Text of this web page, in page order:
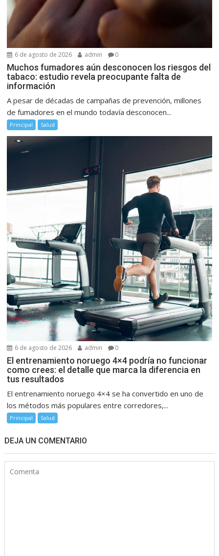
6 de agosto de 2026 admin 0
Muchos fumadores aún desconocen los riesgos del
tabaco: estudio revela preocupante falta de
información
A pesar de décadas de campañas de prevención, millones
de fumadores en el mundo todavía desconocen...
Principal Salud
6 de agosto de 2026 admin 0
El entrenamiento noruego 4×4 podría no funcionar
como crees: el detalle que marca la diferencia en
tus resultados
El entrenamiento noruego 4×4 se ha convertido en uno de
los métodos más populares entre corredores,...
Principal Salud
DEJA UN COMENTARIO